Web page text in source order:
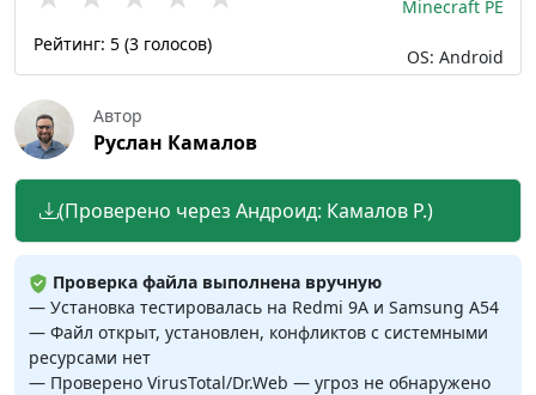
Рейтинг: 5 (3 голосов)
Minecraft PE
OS: Android
Автор
Руслан Камалов
(Проверено через Андроид: Камалов Р.)
Проверка файла выполнена вручную
— Установка тестировалась на Redmi 9A и Samsung A54
— Файл открыт, установлен, конфликтов с системными
ресурсами нет
— Проверено VirusTotal/Dr.Web — угроз не обнаружено